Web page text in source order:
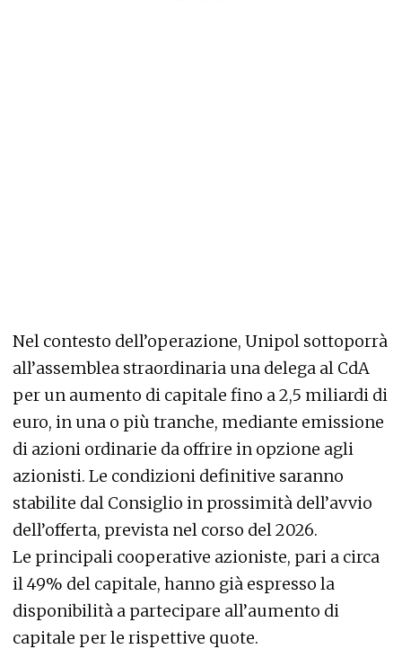
Nel contesto dell’operazione, Unipol sottoporrà
all’assemblea straordinaria una delega al CdA
per un aumento di capitale fino a 2,5 miliardi di
euro, in una o più tranche, mediante emissione
di azioni ordinarie da offrire in opzione agli
azionisti. Le condizioni definitive saranno
stabilite dal Consiglio in prossimità dell’avvio
dell’offerta, prevista nel corso del 2026.
Le principali cooperative azioniste, pari a circa
il 49% del capitale, hanno già espresso la
disponibilità a partecipare all’aumento di
capitale per le rispettive quote.